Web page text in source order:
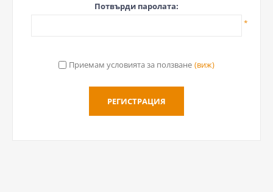
Потвърди паролата:
*
Приемам условията за ползване (виж)